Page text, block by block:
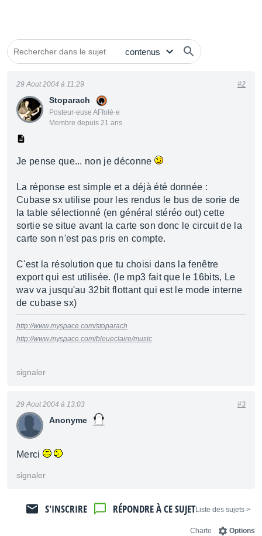
Stoparach
Posteur·euse AFfolé·e
Membre depuis 21 ans
29 Aout 2004 à 11:29 #2
Je pense que... non je déconne
La réponse est simple et a déjà été donnée :
Cubase sx utilise pour les rendus le bus de sorie de
la table sélectionné (en général stéréo out) cette
sortie se situe avant la carte son donc le circuit de la
carte son n'est pas pris en compte.
C'est la résolution que tu choisi dans la fenêtre
export qui est utilisée. (le mp3 fait que le 16bits, Le
wav va jusqu'au 32bit flottant qui est le mode interne
de cubase sx)
http://www.myspace.com/stoparach
http://www.myspace.com/bleueclaire/music
signaler
Anonyme
29 Aout 2004 à 13:03 #3
Merci
signaler
< Liste des sujets
RÉPONDRE À CE SUJET
S'INSCRIRE
Options
Charte